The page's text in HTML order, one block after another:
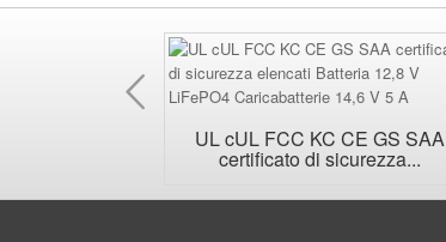
Precedente
UL cUL FCC KC CE GS SAA
certificato di sicurezza...